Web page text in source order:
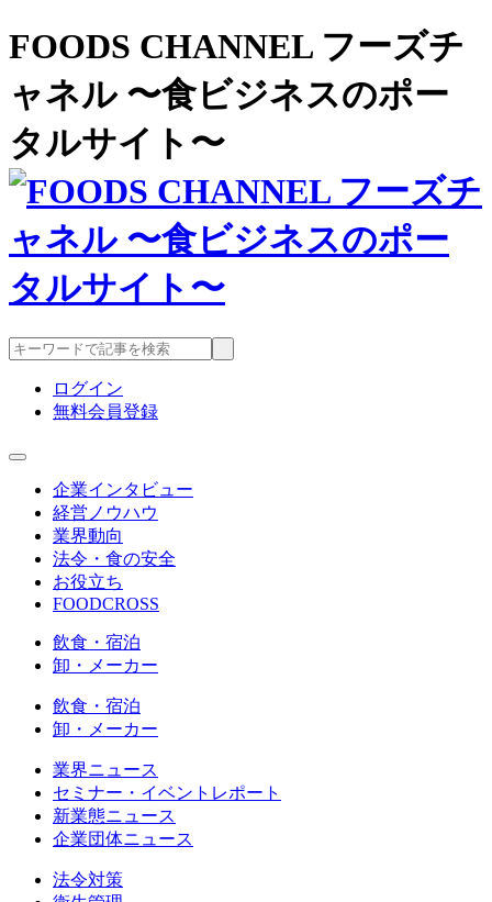
FOODS CHANNEL フーズチ
ャネル 〜食ビジネスのポー
タルサイト〜
ログイン
無料会員登録
企業インタビュー
経営ノウハウ
業界動向
法令・食の安全
お役立ち
FOODCROSS
飲食・宿泊
卸・メーカー
飲食・宿泊
卸・メーカー
業界ニュース
セミナー・イベントレポート
新業態ニュース
企業団体ニュース
法令対策